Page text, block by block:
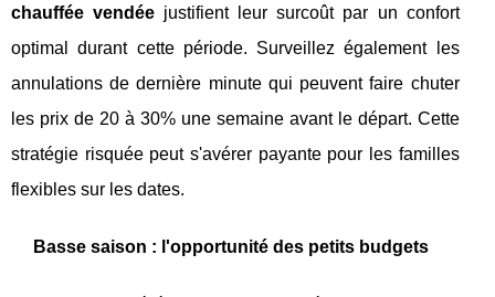
chauffée vendée justifient leur surcoût par un confort
optimal durant cette période. Surveillez également les
annulations de dernière minute qui peuvent faire chuter
les prix de 20 à 30% une semaine avant le départ. Cette
stratégie risquée peut s'avérer payante pour les familles
flexibles sur les dates.
Basse saison : l'opportunité des petits budgets